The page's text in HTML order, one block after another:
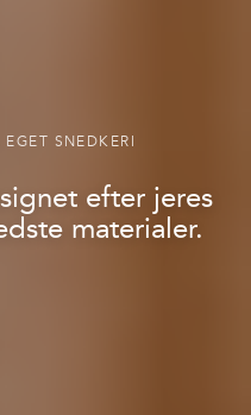
SNEDKERI
efter jeres
materialer.